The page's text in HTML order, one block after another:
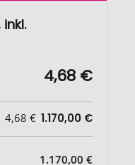
4,68 €
4,68 € 1.170,00 €
1.170,00 €